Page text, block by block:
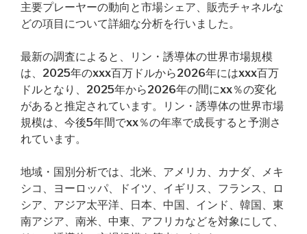
主要プレーヤーの動向と市場シェア、販売チャネルな
どの項目について詳細な分析を行いました。
最新の調査によると、リン・誘導体の世界市場規模
は、2025年のxxx百万ドルから2026年にはxxx百万
ドルとなり、2025年から2026年の間にxx％の変化
があると推定されています。リン・誘導体の世界市場
規模は、今後5年間でxx％の年率で成長すると予測さ
れています。
地域・国別分析では、北米、アメリカ、カナダ、メキ
シコ、ヨーロッパ、ドイツ、イギリス、フランス、ロ
シア、アジア太平洋、日本、中国、インド、韓国、東
南アジア、南米、中東、アフリカなどを対象にして、